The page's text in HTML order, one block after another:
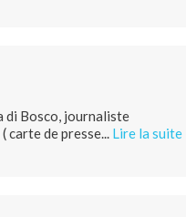
di Bosco, journaliste
carte de presse... Lire la suite